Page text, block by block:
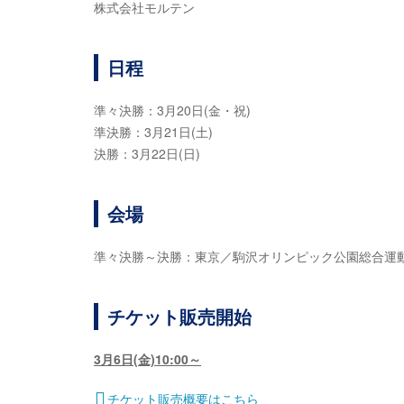
株式会社モルテン
日程
準々決勝：3月20日(金・祝)
準決勝：3月21日(土)
決勝：3月22日(日)
会場
準々決勝～決勝：東京／駒沢オリンピック公園総合運
チケット販売開始
3月6日(金)10:00～
チケット販売概要はこちら